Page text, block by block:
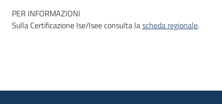
PER INFORMAZIONI
Sulla Certificazione Ise/Isee consulta lascheda regionale.